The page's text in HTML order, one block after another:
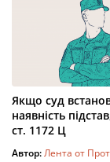
Якщо суд
наявність
ст. 1172 Ц
Автор:Лента от